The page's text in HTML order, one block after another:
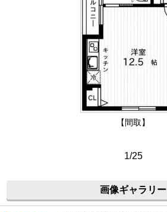
【間取】
1/25
画像ギャラリー